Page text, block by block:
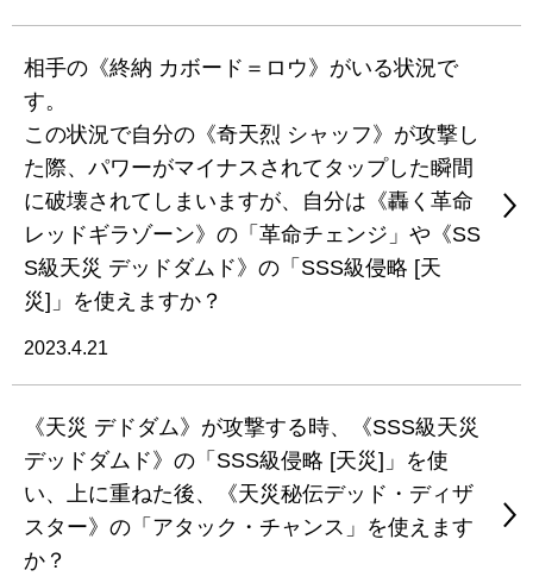
相手の《終納 カボード＝ロウ》がいる状況で
す。
この状況で自分の《奇天烈 シャッフ》が攻撃し
た際、パワーがマイナスされてタップした瞬間
に破壊されてしまいますが、自分は《轟く革命
レッドギラゾーン》の「革命チェンジ」や《SS
S級天災 デッドダムド》の「SSS級侵略 [天
災]」を使えますか？
2023.4.21
《天災 デドダム》が攻撃する時、《SSS級天災
デッドダムド》の「SSS級侵略 [天災]」を使
い、上に重ねた後、《天災秘伝デッド・ディザ
スター》の「アタック・チャンス」を使えます
か？